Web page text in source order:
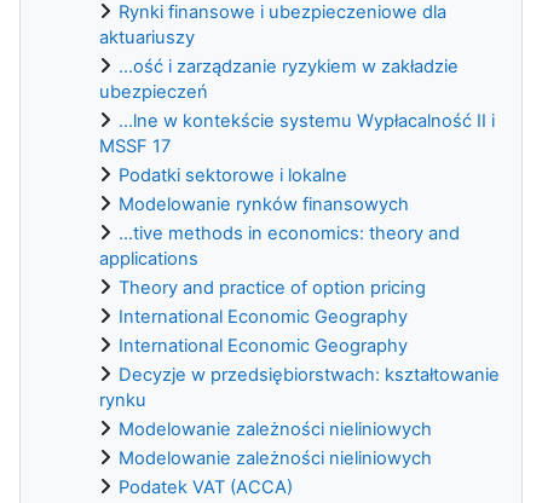
Rynki finansowe i ubezpieczeniowe dla
aktuariuszy
...ość i zarządzanie ryzykiem w zakładzie
ubezpieczeń
...lne w kontekście systemu Wypłacalność II i
MSSF 17
Podatki sektorowe i lokalne
Modelowanie rynków finansowych
...tive methods in economics: theory and
applications
Theory and practice of option pricing
International Economic Geography
International Economic Geography
Decyzje w przedsiębiorstwach: kształtowanie
rynku
Modelowanie zależności nieliniowych
Modelowanie zależności nieliniowych
Podatek VAT (ACCA)